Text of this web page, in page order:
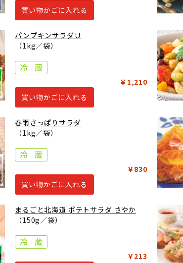
買い物かごに入れる
パンプキンサラダＵ
（1kg／袋）
￥1,210
買い物かごに入れる
春雨さっぱりサラダ
（1kg／袋）
￥830
買い物かごに入れる
まるごと北海道 ポテトサラダ さやか
（150g／袋）
￥213